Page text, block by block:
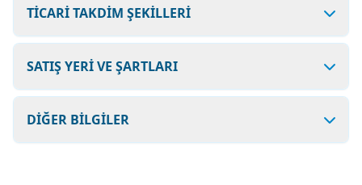
TİCARİ TAKDİM ŞEKİLLERİ
SATIŞ YERİ VE ŞARTLARI
DİĞER BİLGİLER